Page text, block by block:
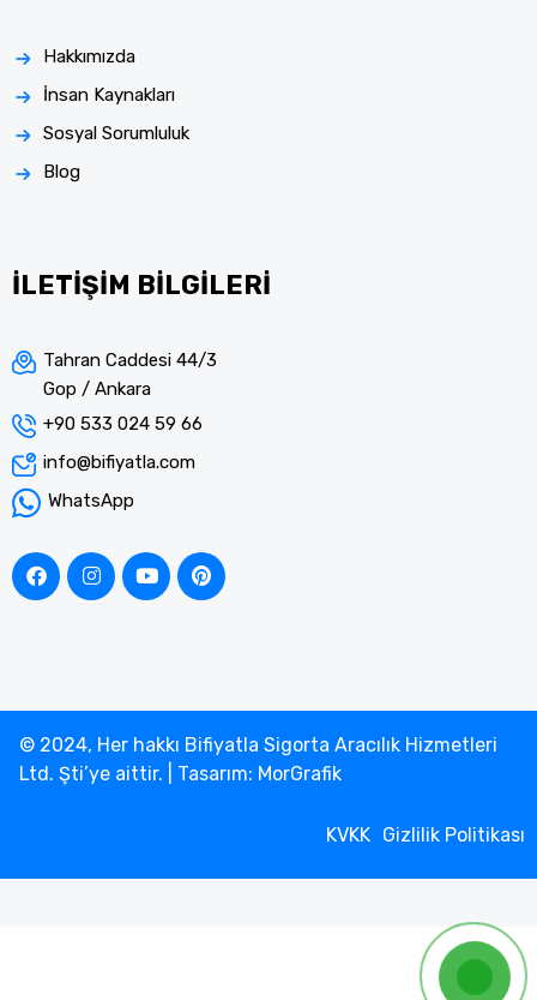
Hakkımızda
İnsan Kaynakları
Sosyal Sorumluluk
Blog
İLETİŞİM BİLGİLERİ
Tahran Caddesi 44/3
Gop / Ankara
+90 533 024 59 66
info@bifiyatla.com
WhatsApp
© 2024, Her hakkı Bifiyatla Sigorta Aracılık Hizmetleri
Ltd. Şti’ye aittir. | Tasarım: MorGrafik
KVKK Gizlilik Politikası